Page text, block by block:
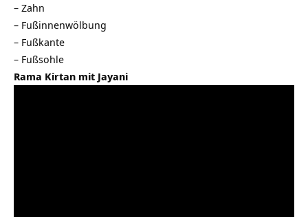
– Zahn
– Fußinnenwölbung
– Fußkante
– Fußsohle
Rama Kirtan mit Jayani